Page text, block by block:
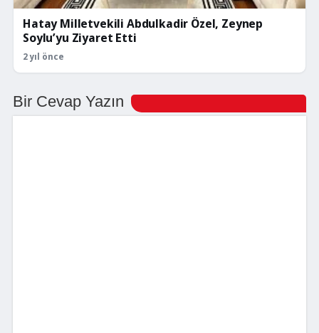
Hatay Milletvekili Abdulkadir Özel, Zeynep
Soylu’yu Ziyaret Etti
2 yıl önce
Bir Cevap Yazın